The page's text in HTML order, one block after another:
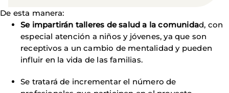
De esta manera:
Se impartirán talleres de salud a la comunidad, con
especial atención a niños y jóvenes, ya que son
receptivos a un cambio de mentalidad y pueden
influir en la vida de las familias.
Se tratará de incrementar el número de